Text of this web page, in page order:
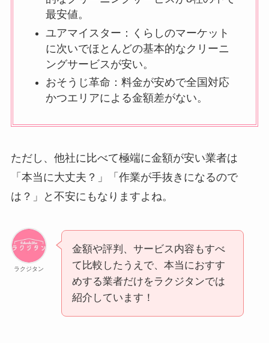
最安値。
ユアマイスター：くらしのマーケット
に次いでほとんどの基本的なクリーニ
ングサービスが安い。
おそうじ革命：料金が安めで全国対応
かつエリアによる金額差がない。
ただし、他社に比べて極端に金額が安い業者は
「本当に大丈夫？」「作業が手抜きになるので
は？」と不安にもなりますよね。
ラクジタン
金額や評判、サービス内容もすべ
て比較したうえで、本当におすす
めする業者だけをラクジタンでは
紹介しています！